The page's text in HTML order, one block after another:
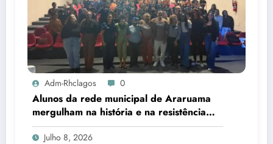
Adm-Rhclagos 0
Alunos da rede municipal de Araruama
mergulham na história e na resistência
dos quilombos da Região dos Lagos
Julho 8, 2026